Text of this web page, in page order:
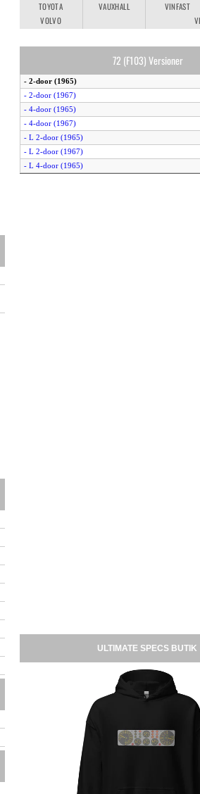
TOYOTA VAUXHALL VINFAST
VOLVO
72 (F103) Versioner
- 2-door (1965)
- 2-door (1967)
- 4-door (1965)
- 4-door (1967)
- L 2-door (1965)
- L 2-door (1967)
- L 4-door (1965)
ULTIMATE SPECS BUTIK